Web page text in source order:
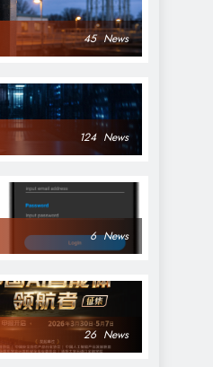
45 News
124 News
6 News
26 News